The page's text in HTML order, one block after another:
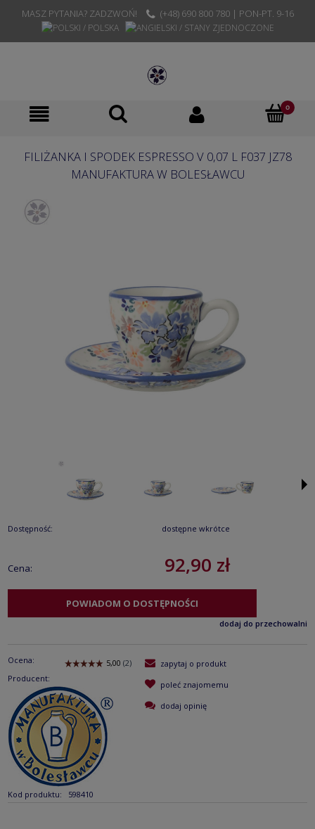
MASZ PYTANIA? ZADZWOŃ! (+48) 690 800 780 | PON-PT. 9-16
FILIŻANKA I SPODEK ESPRESSO V 0,07 L F037 JZ78
MANUFAKTURA W BOLESŁAWCU
Dostępność: dostępne wkrótce
Cena: 92,90 zł
POWIADOM O DOSTĘPNOŚCI
dodaj do przechowalni
Ocena:
Producent:
Kod produktu: 598410
zapytaj o produkt
poleć znajomemu
dodaj opinię